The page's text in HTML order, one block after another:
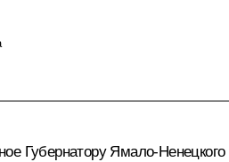
Губернатору Ямало-